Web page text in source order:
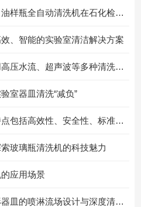
驱散碳氢化合物的幽灵：油样瓶全自动清洗机在石化检测中的硬核突围
、智能的实验室清洁解决方案
实验室全自动清洗机采用高压水流、超声波等多种清洗方式
室器皿清洗“减负”
油样瓶全自动清洗机的特点包括高效性、安全性、标准化和环保性
玻璃瓶清洗机的科技魅力
应用场景
三角瓶洗瓶机：针对锥形器皿的喷淋流场设计与深度清洁方案